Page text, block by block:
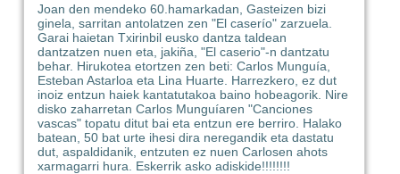
Joan den mendeko 60.hamarkadan, Gasteizen bizi
ginela, sarritan antolatzen zen "El caserío" zarzuela.
Garai haietan Txirinbil eusko dantza taldean
dantzatzen nuen eta, jakiña, "El caserio"-n dantzatu
behar. Hirukotea etortzen zen beti: Carlos Munguía,
Esteban Astarloa eta Lina Huarte. Harrezkero, ez dut
inoiz entzun haiek kantatutakoa baino hobeagorik. Nire
disko zaharretan Carlos Munguíaren "Canciones
vascas" topatu ditut bai eta entzun ere berriro. Halako
batean, 50 bat urte ihesi dira neregandik eta dastatu
dut, aspaldidanik, entzuten ez nuen Carlosen ahots
xarmagarri hura. Eskerrik asko adiskide!!!!!!!!